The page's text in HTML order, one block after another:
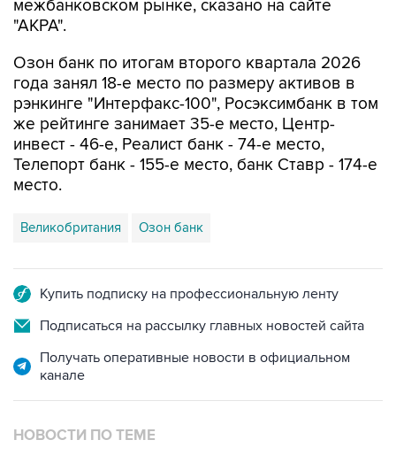
Озон банк по итогам второго квартала 2026
рэнкинге "Интерфакс-100", Росэксимбанк в том
же рейтинге занимает 35-е место, Центр-
инвест - 46-е, Реалист банк - 74-е место,
Телепорт банк - 155-е место, банк Ставр - 174-е
место.
Великобритания
Подписаться на рассылку главных новостей сайта
Получать оперативные новости в официальном
НОВОСТИ ПО ТЕМЕ
24 июля 08:44